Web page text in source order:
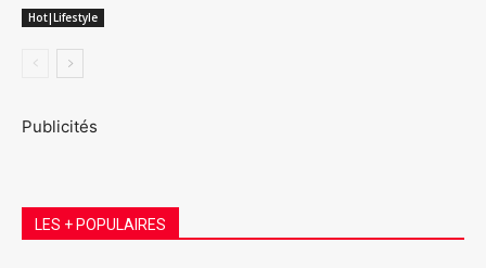
Hot|Lifestyle
Publicités
LES + POPULAIRES